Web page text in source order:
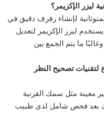
لإنشاء رفرف دقيق في
ليزر الإكزيمر لتعديل
ما يتم الجمع بين
تصحيح النظر
معينة مثل سمك القرنية
ذلك بعد فحص شامل لدى طبيب